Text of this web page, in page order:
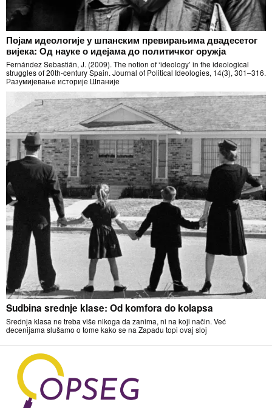
Појам идеологије у шпанским превирањима двадесетог
вијека: Од науке о идејама до политичког оружја
Fernández Sebastián, J. (2009). The notion of ‘ideology’ in the ideological
struggles of 20th-century Spain. Journal of Political Ideologies, 14(3), 301–316.
Разумијевање историје Шпаније
Sudbina srednje klase: Od komfora do kolapsa
Srednja klasa ne treba više nikoga da zanima, ni na koji način. Već
decenijama slušamo o tome kako se na Zapadu topi ovaj sloj